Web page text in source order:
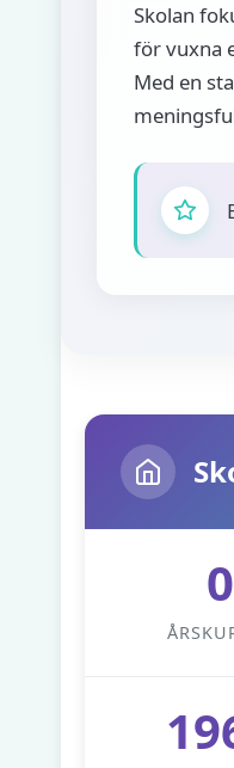
Skolan
för vuxna
Med en
0